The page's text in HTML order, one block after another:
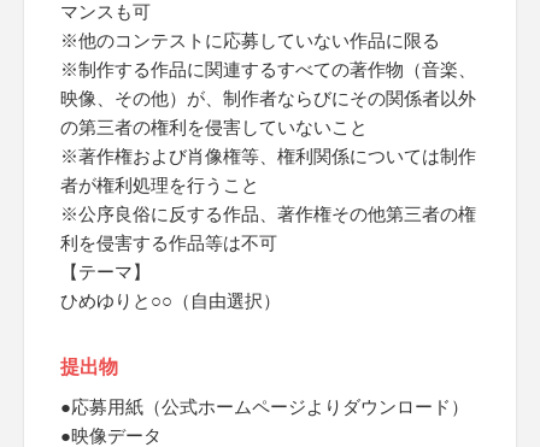
マンスも可
※他のコンテストに応募していない作品に限る
※制作する作品に関連するすべての著作物（音楽、
映像、その他）が、制作者ならびにその関係者以外
の第三者の権利を侵害していないこと
※著作権および肖像権等、権利関係については制作
者が権利処理を行うこと
※公序良俗に反する作品、著作権その他第三者の権
利を侵害する作品等は不可
【テーマ】
ひめゆりと○○（自由選択）
提出物
●応募用紙（公式ホームページよりダウンロード）
●映像データ